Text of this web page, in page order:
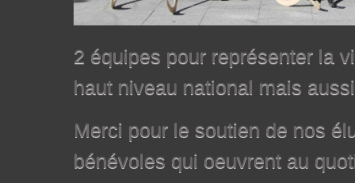
2 équipes pour représenter la
haut niveau national mais
Merci pour le soutien de nos
bénévoles qui oeuvrent au